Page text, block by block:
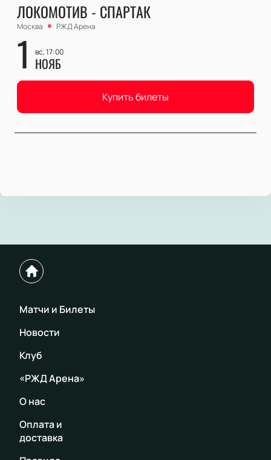
ЛОКОМОТИВ - СПАРТАК
Москва РЖД Арена
1 вс, 17:00
НОЯБ
Купить билеты
Матчи и Билеты
Новости
Клуб
«РЖД Арена»
О нас
Оплата и
доставка